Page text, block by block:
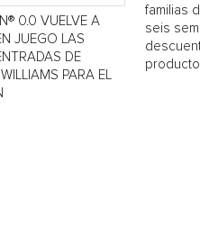
0.0 VUELVE A
JUEGO LAS
DE
PARA EL
familias
seis